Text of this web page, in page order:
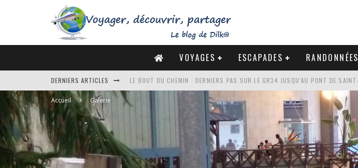
VOYAGES ESCAPADES RANDONNÉES
DERNIERS ARTICLES
DE LA CÔTE SAUVAGE À LA BAIE DE LA BAULE
DES MARAIS SALANTS DE GUÉRANDE À LA CÔTE SAUVAGE DU CROISIC
DU MONT SAINT-MICHEL À SAINT-NAZAIRE : PAS À PAS VERS MES RACINES
Accueil Galerie